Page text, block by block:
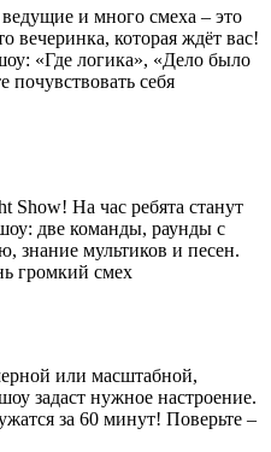
и много смеха – это
вечеринка, которая ждёт вас!
«Где логика», «Дело было
себя
Show! На час ребята станут
две команды, раунды с
знание мультиков и песен.
громкий смех
или масштабной,
задаст нужное настроение.
за 60 минут! Поверьте –